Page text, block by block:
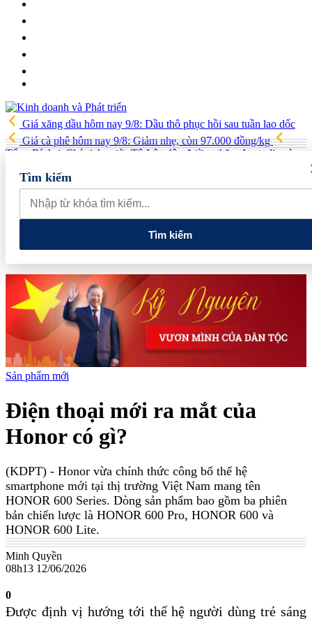
Giá xăng dầu hôm nay 9/8: Dầu thô phục hồi sau tuần lao dốc
Giá cà phê hôm nay 9/8: Giảm nhẹ, còn 97.000 đồng/kg
Tổng Bí thư, Chủ tịch nước Tô Lâm lên đường thăm Australia và
New Zealand
quan đến lĩnh vực tài chính, ngân hàng
Xử lý đến cùng các
vướng mắc, không đẩy doanh nghiệp đi vòng
Tìm kiếm
Tìm kiếm
Sản phẩm mới
Điện thoại mới ra mắt của
Honor có gì?
(KDPT) - Honor vừa chính thức công bố thế hệ
smartphone mới tại thị trường Việt Nam mang tên
HONOR 600 Series. Dòng sản phẩm bao gồm ba phiên
bản chiến lược là HONOR 600 Pro, HONOR 600 và
HONOR 600 Lite.
Minh Quyền
08h13 12/06/2026
0
Được định vị hướng tới thế hệ người dùng trẻ sáng